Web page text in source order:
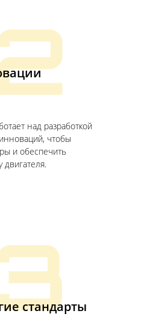
над разработкой
чтобы
и обеспечить
двигателя.
стандарты